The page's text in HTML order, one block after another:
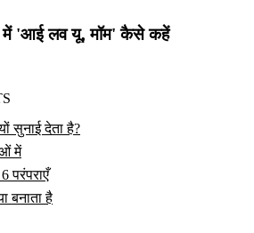
'आई लव यू, मॉम' कैसे कहें
सुनाई देता है?
में
परंपराएँ
बनाता है